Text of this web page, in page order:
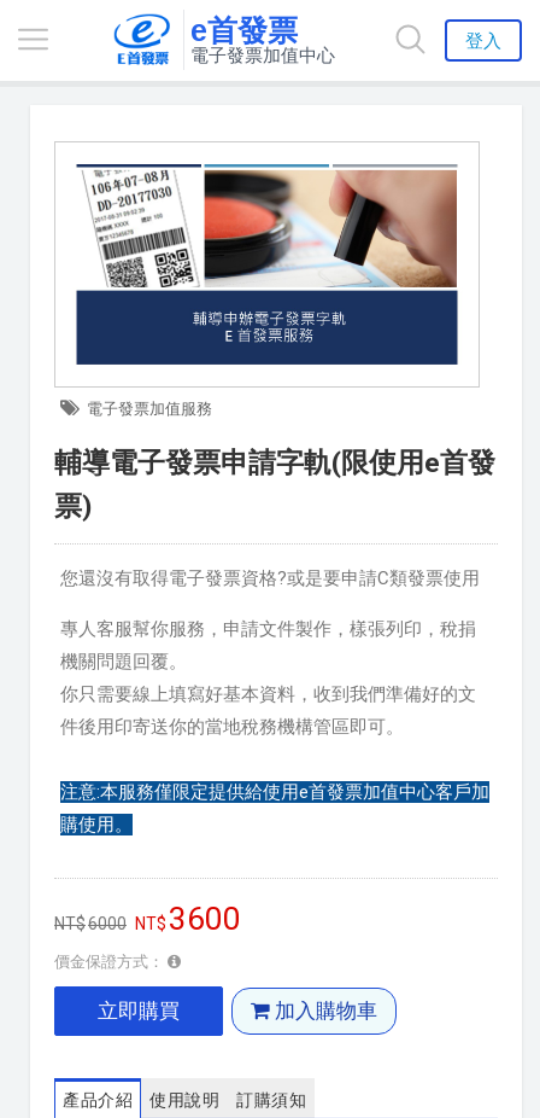
e首發票
電子發票加值中心
登入
電子發票加值服務
輔導電子發票申請字軌(限使用e首發
票)
您還沒有取得電子發票資格?或是要申請C類發票使用
專人客服幫你服務，申請文件製作，樣張列印，稅捐
機關問題回覆。
你只需要線上填寫好基本資料，收到我們準備好的文
件後用印寄送你的當地稅務機構管區即可。
注意:本服務僅限定提供給使用e首發票加值中心客戶加
購使用。
6000 3600
價金保證方式：
立即購買 加入購物車
產品介紹 使用說明 訂購須知